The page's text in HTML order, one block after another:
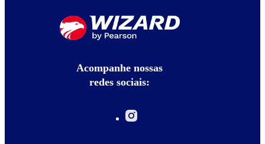
Acompanhe nossas
redes sociais: